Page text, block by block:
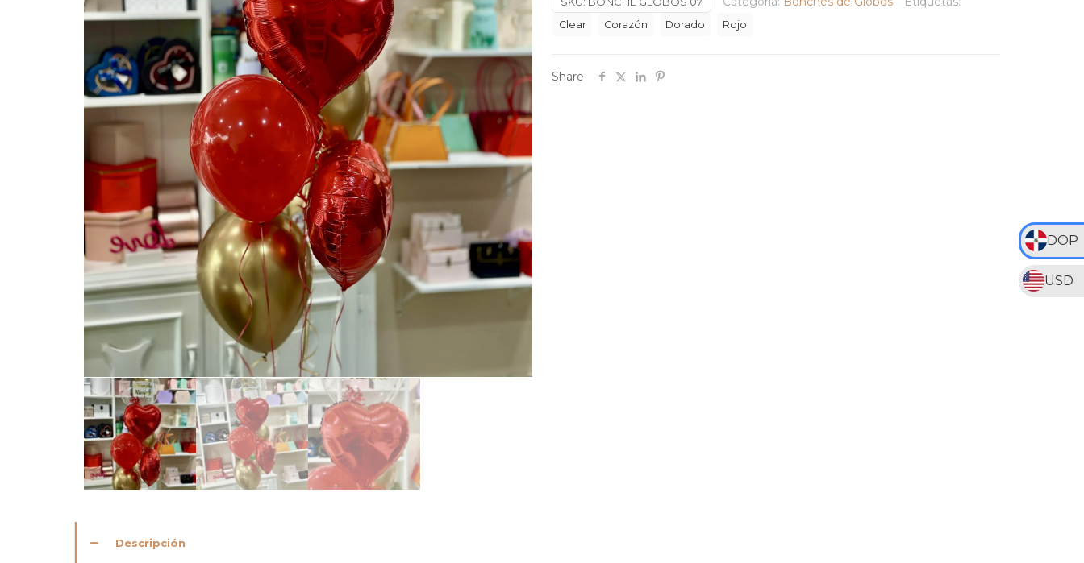
DOP
USD
cantidad
Clear Corazón Dorado Rojo
Share
Descripción